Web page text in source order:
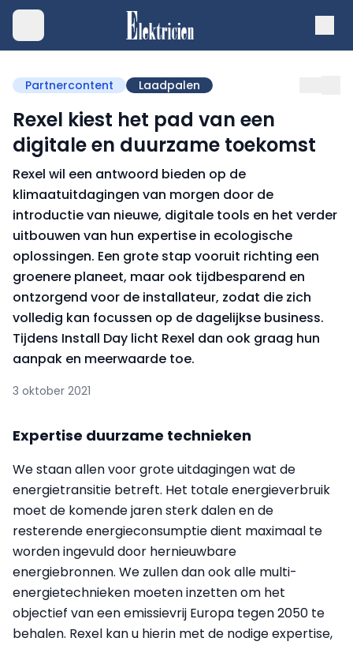
Partnercontent Laadpalen
Rexel kiest het pad van een
digitale en duurzame toekomst
Rexel wil een antwoord bieden op de
klimaatuitdagingen van morgen door de
introductie van nieuwe, digitale tools en het verder
uitbouwen van hun expertise in ecologische
oplossingen. Een grote stap vooruit richting een
groenere planeet, maar ook tijdbesparend en
ontzorgend voor de installateur, zodat die zich
volledig kan focussen op de dagelijkse business.
Tijdens Install Day licht Rexel dan ook graag hun
aanpak en meerwaarde toe.
3 oktober 2021
Expertise duurzame technieken
We staan allen voor grote uitdagingen wat de
energietransitie betreft. Het totale energieverbruik
moet de komende jaren sterk dalen en de
resterende energieconsumptie dient maximaal te
worden ingevuld door hernieuwbare
energiebronnen. We zullen dan ook alle multi-
energietechnieken moeten inzetten om het
objectief van een emissievrij Europa tegen 2050 te
behalen. Rexel kan u hierin met de nodige expertise,